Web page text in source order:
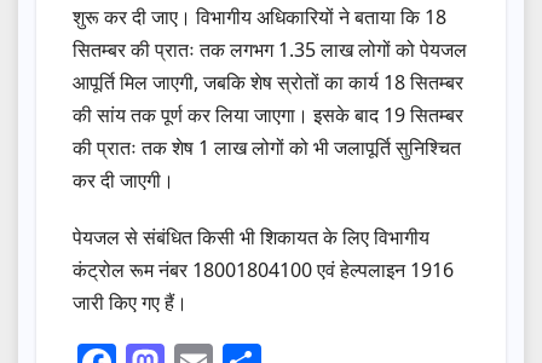
शुरू कर दी जाए। विभागीय अधिकारियों ने बताया कि 18
सितम्बर की प्रातः तक लगभग 1.35 लाख लोगों को पेयजल
आपूर्ति मिल जाएगी, जबकि शेष स्रोतों का कार्य 18 सितम्बर
की सांय तक पूर्ण कर लिया जाएगा। इसके बाद 19 सितम्बर
की प्रातः तक शेष 1 लाख लोगों को भी जलापूर्ति सुनिश्चित
कर दी जाएगी।
पेयजल से संबंधित किसी भी शिकायत के लिए विभागीय
कंट्रोल रूम नंबर 18001804100 एवं हेल्पलाइन 1916
जारी किए गए हैं।